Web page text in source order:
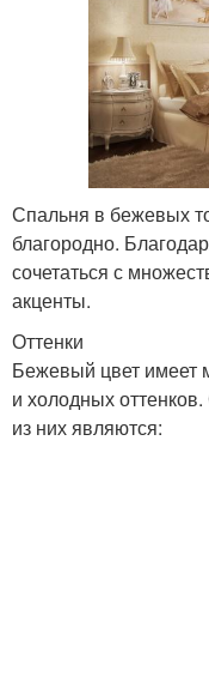
Спальня в бежевых
благородно.
сочетаться с
акценты.
Оттенки
Бежевый цвет имеет
и холодных
из них являются: